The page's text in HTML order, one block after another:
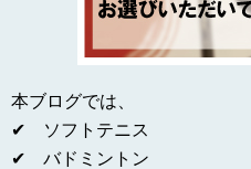
本ブログでは、
✔ ソフトテニス
✔ バドミントン